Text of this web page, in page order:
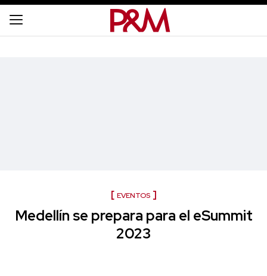
EVENTOS
Medellín se prepara para el eSummit
2023